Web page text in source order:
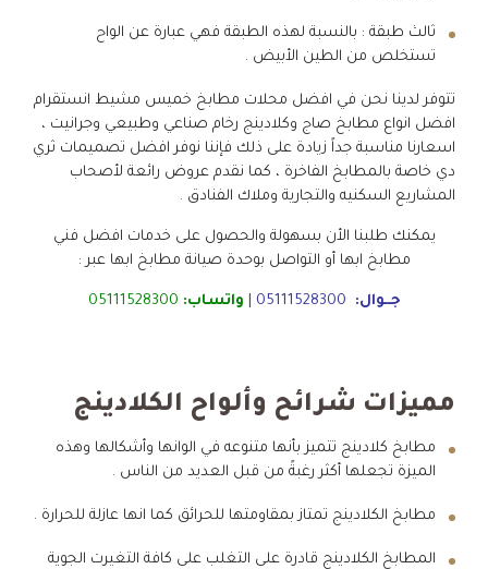
ثالث طبقة : بالنسبة لهذه الطبقة فهي عبارة عن الواح
تستخلص من الطين الأبيض .
تتوفر لدينا نحن في افضل محلات مطابخ خميس مشيط انستقرام
افضل انواع مطابخ صاج وكلادينج رخام صناعي وطبيعي وجرانيت ،
اسعارنا مناسبة جداً زيادة على ذلك فإننا نوفر افضل تصميمات ثري
دي خاصة بالمطابخ الفاخرة ، كما نقدم عروض رائعة لأصحاب
المشاريع السكنيه والتجارية وملاك الفنادق .
يمكنك طلبنا الأن بسهولة والحصول على خدمات افضل فني
مطابخ ابها أو التواصل بوحدة صيانة مطابخ ابها عبر :
جــوال: 05111528300 واتساب: 05111528300
مميزات شرائح وألواح الكلادينج
مطابخ كلادينج تتميز بأنها متنوعه في الوانها وأشكالها وهذه
الميزة تجعلها أكثر رغبةً من قبل العديد من الناس .
مطابخ الكلادينج تمتاز بمقاومتها للحرائق كما انها عازلة للحرارة .
المطابخ الكلادينج قادرة على التغلب على كافة التغيرت الجوية